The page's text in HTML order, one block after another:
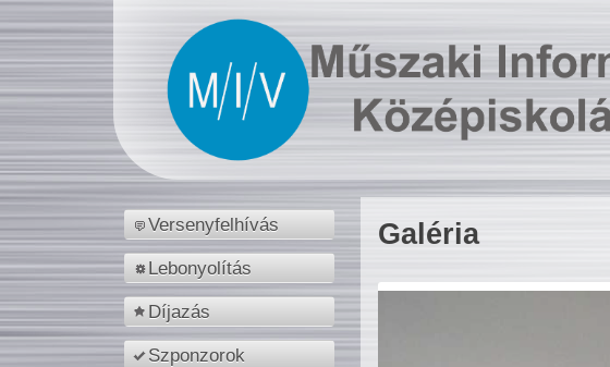
Versenyfelhívás
Lebonyolítás
Díjazás
Szponzorok
Galéria